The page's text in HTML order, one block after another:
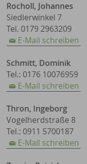
Rocholl, Johannes
Siedlerwinkel 7
Tel. 0179 2963209
E-Mail schreiben
Schmitt, Dominik
Tel.: 0176 10076959
E-Mail schreiben
Thron, Ingeborg
Vogelherdstraße 8
Tel.: 0911 5700187
E-Mail schreiben